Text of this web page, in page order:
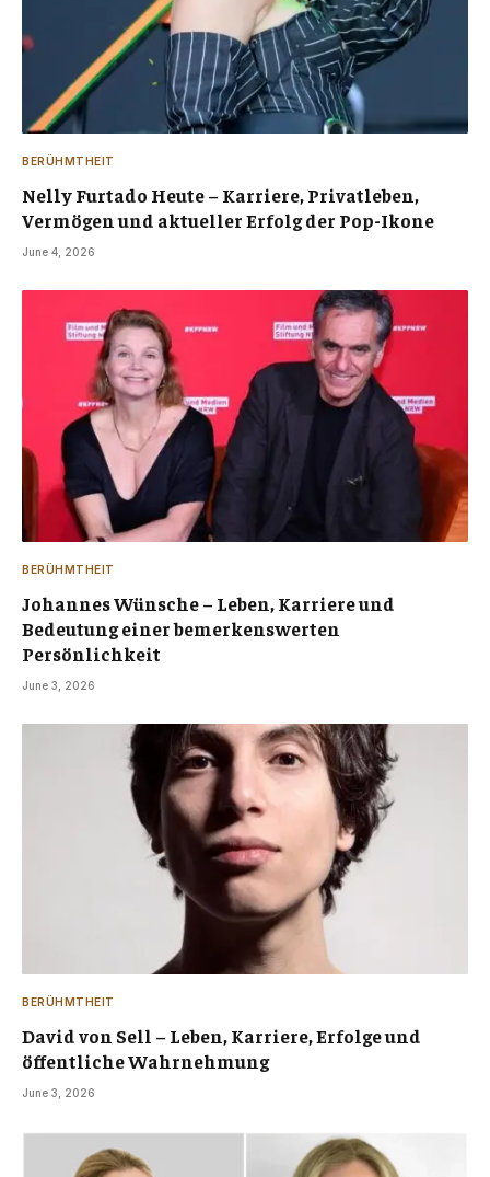
BERÜHMTHEIT
Nelly Furtado Heute – Karriere, Privatleben,
Vermögen und aktueller Erfolg der Pop-Ikone
June 4, 2026
BERÜHMTHEIT
Johannes Wünsche – Leben, Karriere und
Bedeutung einer bemerkenswerten
Persönlichkeit
June 3, 2026
BERÜHMTHEIT
David von Sell – Leben, Karriere, Erfolge und
öffentliche Wahrnehmung
June 3, 2026